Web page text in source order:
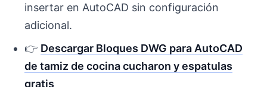
insertar en AutoCAD sin configuración
adicional.
👉 Descargar Bloques DWG para AutoCAD
de tamiz de cocina cucharon y espatulas
gratis